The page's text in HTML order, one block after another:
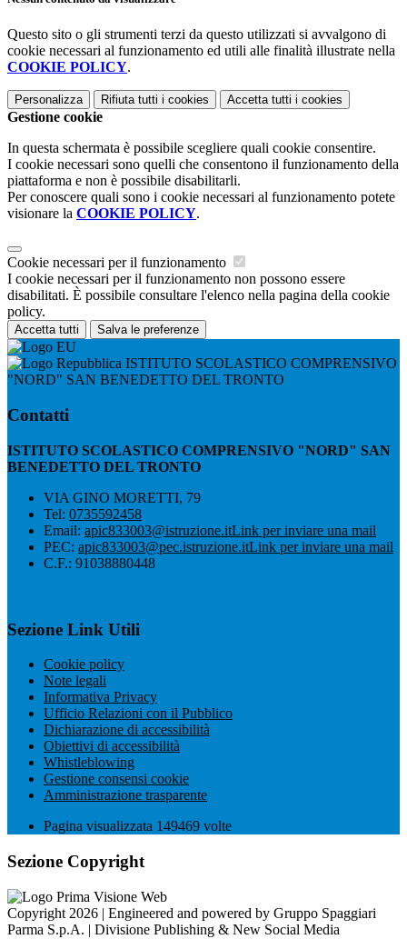
Questo sito o gli strumenti terzi da questo utilizzati si avvalgono di
cookie necessari al funzionamento ed utili alle finalità illustrate nella
COOKIE POLICY.
Personalizza Rifiuta tutti i cookies Accetta tutti i cookies
Gestione cookie
In questa schermata è possibile scegliere quali cookie consentire.
I cookie necessari sono quelli che consentono il funzionamento della
piattaforma e non è possibile disabilitarli.
Per conoscere quali sono i cookie necessari al funzionamento potete
visionare la COOKIE POLICY.
Cookie necessari per il funzionamento
I cookie necessari per il funzionamento non possono essere
disabilitati. È possibile consultare l'elenco nella pagina della cookie
policy.
Accetta tutti Salva le preferenze
ISTITUTO SCOLASTICO COMPRENSIVO
"NORD" SAN BENEDETTO DEL TRONTO
Contatti
ISTITUTO SCOLASTICO COMPRENSIVO "NORD" SAN
BENEDETTO DEL TRONTO
VIA GINO MORETTI, 79
Tel: 0735592458
Email: apic833003@istruzione.itLink per inviare una mail
PEC: apic833003@pec.istruzione.itLink per inviare una mail
C.F.: 91038880448
Sezione Link Utili
Cookie policy
Note legali
Informativa Privacy
Ufficio Relazioni con il Pubblico
Dichiarazione di accessibilità
Obiettivi di accessibilità
Whistleblowing
Gestione consensi cookie
Amministrazione trasparente
Pagina visualizzata 149469 volte
Sezione Copyright
Copyright 2026 | Engineered and powered by Gruppo Spaggiari
Parma S.p.A. | Divisione Publishing & New Social Media